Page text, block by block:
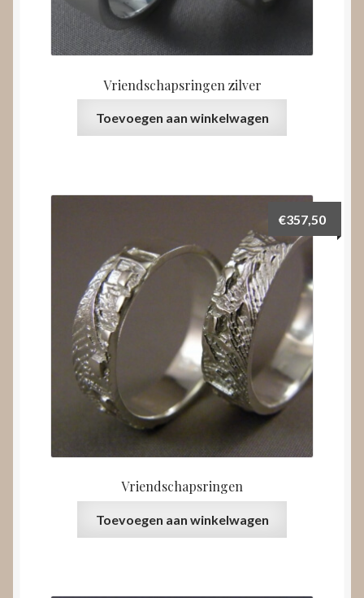
Vriendschapsringen zilver
Toevoegen aan winkelwagen
Vriendschapsringen
€357,50
Toevoegen aan winkelwagen